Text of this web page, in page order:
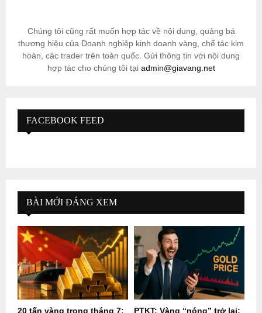
Chúng tôi cũng rất muốn hợp tác về nội dung, quảng bá
thương hiệu của Doanh nghiệp kinh doanh vàng, chế tác kim
hoàn, các trader trên toàn quốc. Gửi thông tin với nội dung
hợp tác cho chúng tôi tại admin@giavang.net
FACEBOOK FEED
BÀI MỚI ĐÁNG XEM
20 tấn vàng trong tháng 7:
PTKT: Vàng “nóng” trở lại: